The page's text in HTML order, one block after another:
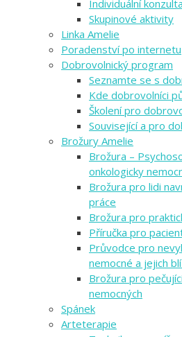
Individuální
Skupinové aktivity
Linka Amelie
Poradenství po internetu
Dobrovolnický program
Seznamte se s
Kde dobrovolníci
Školení pro
Související a pro
Brožury Amelie
Brožura –
onkologicky
Brožura pro lidi
práce
Brožura pro
Příručka pro
Průvodce pro
nemocné a jejich
Brožura pro
nemocných
Spánek
Arteterapie